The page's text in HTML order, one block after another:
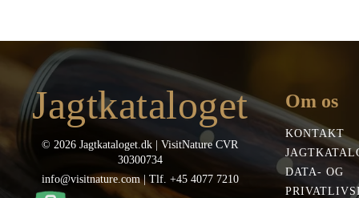
Jagtkataloget
© 2026 Jagtkataloget.dk | VisitNature CVR
30300734
info@visitnature.com | Tlf. +45 4077 7210
Om os
KONTAKT
DATA- OG